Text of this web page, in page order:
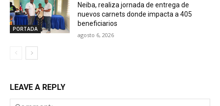
PORTADA
Neiba, realiza jornada de entrega de
nuevos carnets donde impacta a 405
beneficiarios
agosto 6, 2026
LEAVE A REPLY